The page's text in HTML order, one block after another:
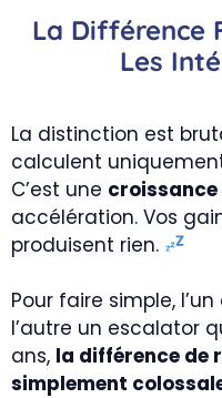
La Différence
Les
La distinction est
calculent
C’est une
accélération. Vos
produisent rien.
Pour faire simple,
l’autre un escalator
ans, la différence de
simplement